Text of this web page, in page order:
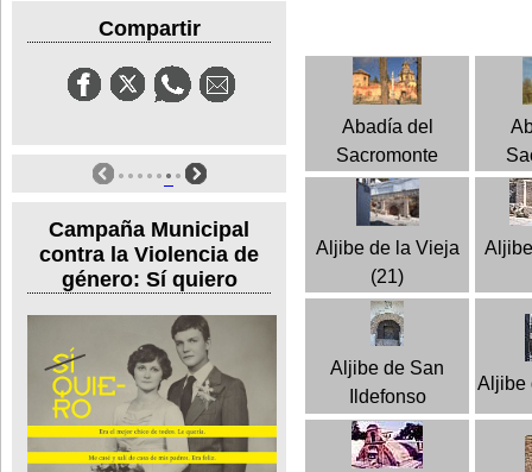
Compartir
Campaña Municipal
contra la Violencia de
género: Sí quiero
Abadía del
Sacromonte
Aljibe de la Vieja
(21)
Aljibe de San
Ildefonso
Aljibe